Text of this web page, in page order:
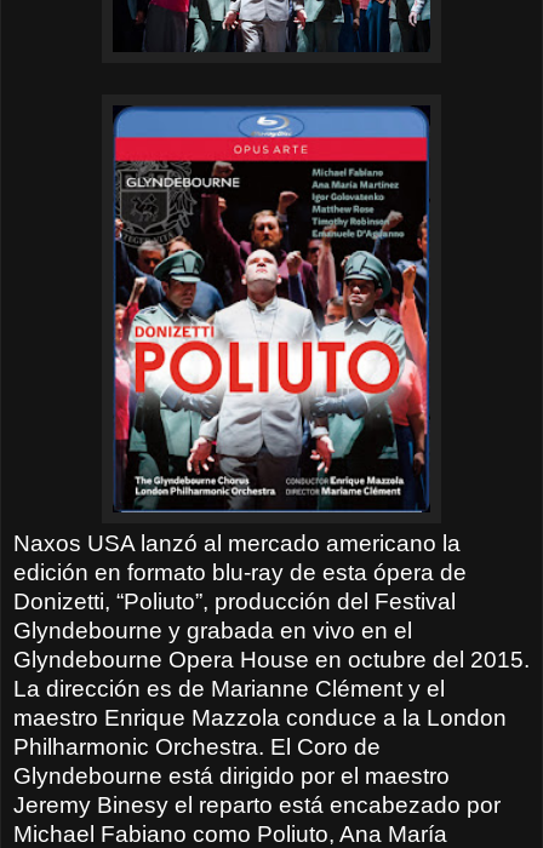
Naxos USA lanzó al mercado americano la
edición en formato blu-ray de esta ópera de
Donizetti, “Poliuto”, producción del Festival
Glyndebourne y grabada en vivo en el
Glyndebourne Opera House en octubre del 2015.
La dirección es de Marianne Clément y el
maestro Enrique Mazzola conduce a la London
Philharmonic Orchestra. El Coro de
Glyndebourne está dirigido por el maestro
Jeremy Binesy el reparto está encabezado por
Michael Fabiano como Poliuto, Ana María